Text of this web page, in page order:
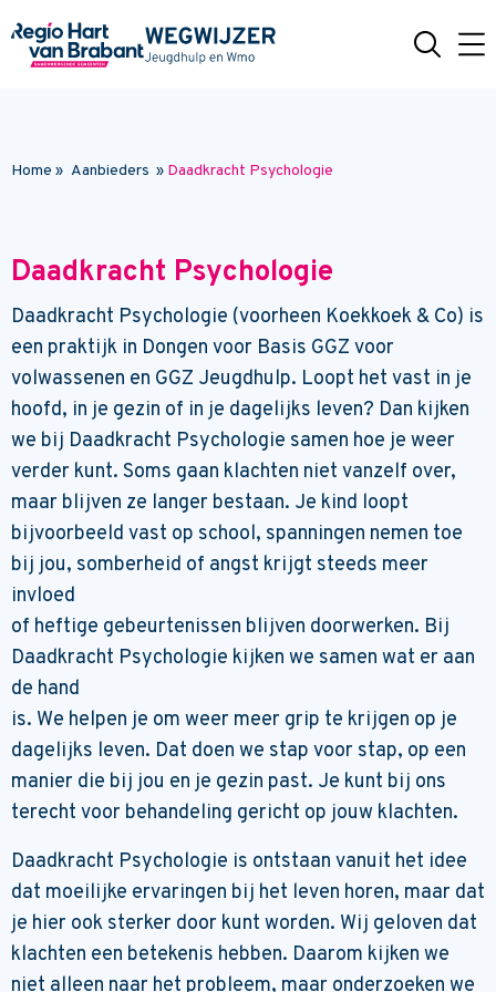
Home » Aanbieders » Daadkracht Psychologie
Daadkracht Psychologie
Daadkracht Psychologie (voorheen Koekkoek & Co) is
een praktijk in Dongen voor Basis GGZ voor
volwassenen en GGZ Jeugdhulp. Loopt het vast in je
hoofd, in je gezin of in je dagelijks leven? Dan kijken
we bij Daadkracht Psychologie samen hoe je weer
verder kunt. Soms gaan klachten niet vanzelf over,
maar blijven ze langer bestaan. Je kind loopt
bijvoorbeeld vast op school, spanningen nemen toe
bij jou, somberheid of angst krijgt steeds meer
invloed
of heftige gebeurtenissen blijven doorwerken. Bij
Daadkracht Psychologie kijken we samen wat er aan
de hand
is. We helpen je om weer meer grip te krijgen op je
dagelijks leven. Dat doen we stap voor stap, op een
manier die bij jou en je gezin past. Je kunt bij ons
terecht voor behandeling gericht op jouw klachten.
Daadkracht Psychologie is ontstaan vanuit het idee
dat moeilijke ervaringen bij het leven horen, maar dat
je hier ook sterker door kunt worden. Wij geloven dat
klachten een betekenis hebben. Daarom kijken we
niet alleen naar het probleem, maar onderzoeken we